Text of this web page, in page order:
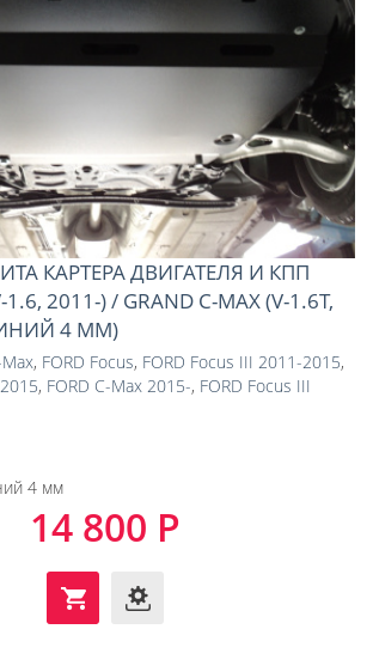
КАРТЕРА ДВИГАТЕЛЯ И КПП
1.6, 2011-) / GRAND C-MAX (V-1.6T,
4 ММ)
, FORD Focus, FORD Focus III 2011-2015,
, FORD C-Max 2015-, FORD Focus III
4 мм
14 800 Р